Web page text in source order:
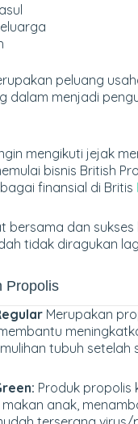
peluang
dalam menjadi
mengikuti jejak
bisnis British
finansial di Britis
bersama dan
tidak diragukan
Propolis
Merupakan
tubuh setelah
Produk propolis
anak,